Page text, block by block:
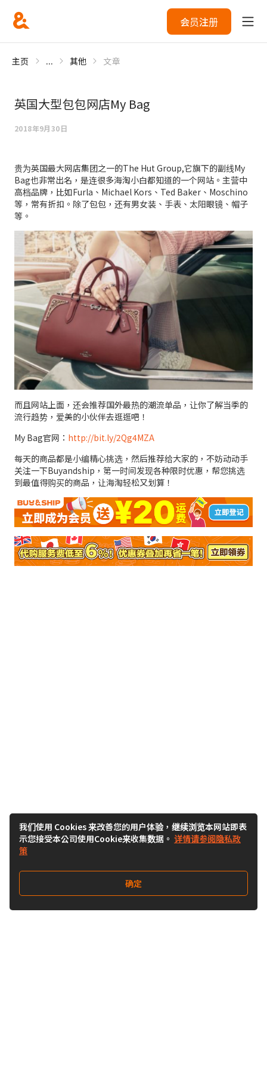
会员注册
主页 ... 其他 文章
英国大型包包网店My Bag
2018年9月30日
贵为英国最大网店集团之一的The Hut Group,它旗下的副线My
Bag也非常出名，是连很多海淘小白都知道的一个网站。主营中
高档品牌，比如Furla、Michael Kors、Ted Baker、Moschino
等，常有折扣。除了包包，还有男女装、手表、太阳眼镜、帽子
等。
而且网站上面，还会推荐国外最热的潮流单品，让你了解当季的
流行趋势，爱美的小伙伴去逛逛吧！
My Bag官网： http://bit.ly/2Qg4MZA
每天的商品都是小编精心挑选，然后推荐给大家的，不妨动动手
关注一下Buyandship，第一时间发现各种限时优惠，帮您挑选
到最值得购买的商品，让海淘轻松又划算！
我们使用 Cookies 来改善您的用户体验，继续浏览本网站即表
示您接受本公司使用Cookie来收集数据。 详情请参阅隐私政
策
确定